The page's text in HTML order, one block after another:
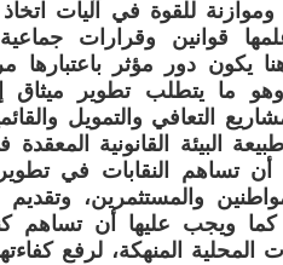
وموازنة للقوة في آليات
قوانين وقرارات
يكون دور مؤثر باعتبارها
وهو ما يتطلب تطوير
التعافي والتمويل
البيئة القانونية
تساهم النقابات في تطوير
والمستثمرين،
كما ويجب عليها أن
المنهكة، لرفع